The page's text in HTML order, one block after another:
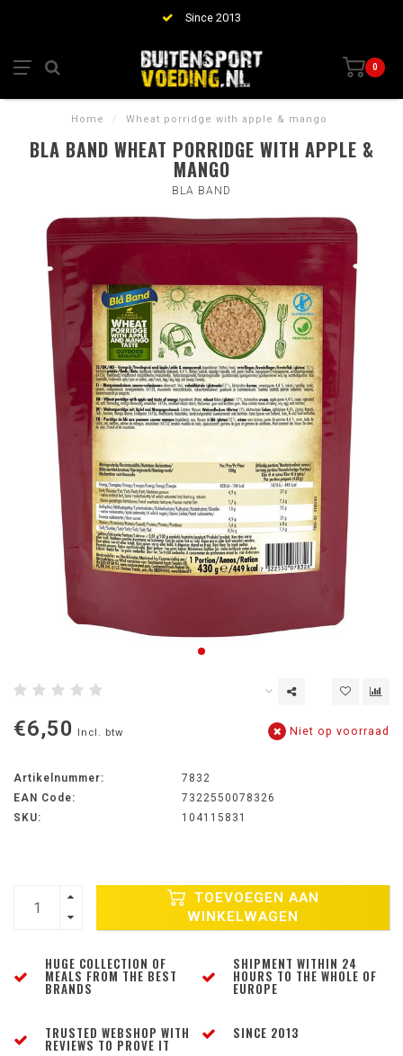
Since 2013
0
Home / Wheat porridge with apple & mango
BLA BAND WHEAT PORRIDGE WITH APPLE &
MANGO
BLA BAND
€6,50 Incl. btw Niet op voorraad
Artikelnummer:
7832
EAN Code:
7322550078326
SKU:
104115831
TOEVOEGEN AAN
WINKELWAGEN
HUGE COLLECTION OF
MEALS FROM THE BEST
BRANDS
SHIPMENT WITHIN 24
HOURS TO THE WHOLE OF
EUROPE
TRUSTED WEBSHOP WITH
REVIEWS TO PROVE IT
SINCE 2013